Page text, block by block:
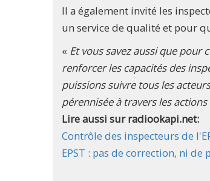
Il a également invité les
un service de qualité et pour
« Et vous savez aussi que
renforcer les capacités des
puissions suivre tous les
pérennisée à travers les
Lire aussi sur radiookapi.net:
Contrôle des inspecteurs de
EPST : pas de correction, ni